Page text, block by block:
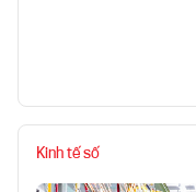
Kinh tế số